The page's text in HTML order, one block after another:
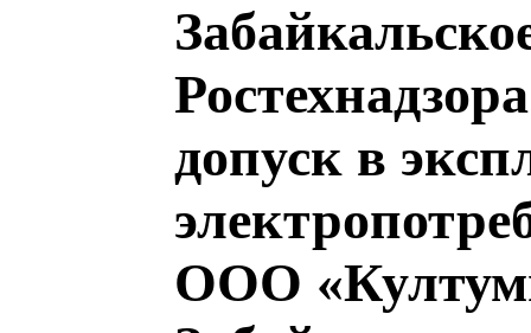
допуск в
ООО